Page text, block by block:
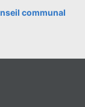
communal